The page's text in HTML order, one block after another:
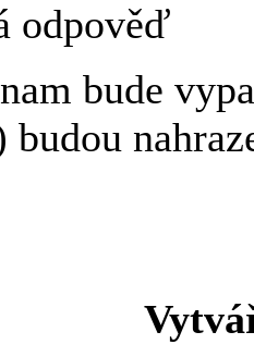
odpověď
bude